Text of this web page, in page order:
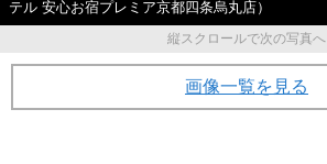
テル 安心お宿プレミア京都四条烏丸店）
縦スクロールで次の写真へ
画像一覧を見る